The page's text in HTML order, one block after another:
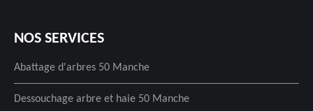
NOS SERVICES
Abattage d'arbres 50 Manche
Dessouchage arbre et haie 50 Manche